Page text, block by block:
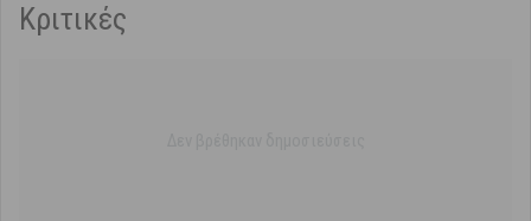
Κριτικές